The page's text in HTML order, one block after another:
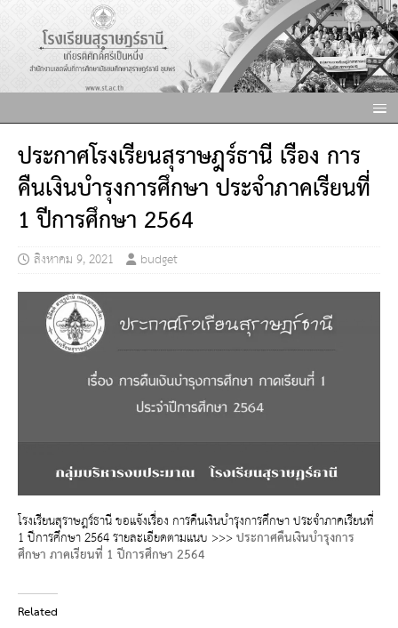
ประกาศโรงเรียนสุราษฎร์ธานี เรื่อง การ
คืนเงินบำรุงการศึกษา ประจำภาคเรียนที่
1 ปีการศึกษา 2564
สิงหาคม 9, 2021 budget
โรงเรียนสุราษฎร์ธานี ขอแจ้งเรื่อง การคืนเงินบำรุงการศึกษา ประจำภาคเรียนที่
1 ปีการศึกษา 2564 รายละเอียดตามแนบ >>>ประกาศคืนเงินบำรุงการ
ศึกษา ภาคเรียนที่ 1 ปีการศึกษา 2564
Related